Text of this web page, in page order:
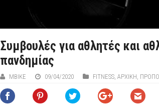
Συμβουλές για αθλητές και
πανδημίας
ΜΒIKE 09/04/2020 FITNESS ΑΡΧΙΚΉ